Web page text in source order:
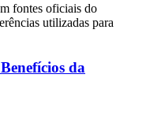
fontes oficiais do
utilizadas para
da